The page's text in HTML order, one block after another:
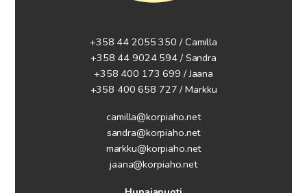
+358 44 2055 350 / Camilla
+358 44 9024 594 / Sandra
+358 400 173 699 / Jaana
+358 400 658 727 / Markku
camilla@korpiaho.net
sandra@korpiaho.net
markku@korpiaho.net
jaana@korpiaho.net